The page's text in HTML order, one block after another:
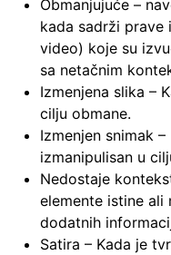
Obmanjujuće –
kada sadrži
video) koje su
sa netačnim
Izmenjena slika –
cilju obmane.
Izmenjen snimak
izmanipulisan u
Nedostaje
elemente istine ali
dodatnih
Satira – Kada je